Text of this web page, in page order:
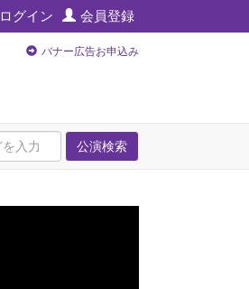
ログイン 会員登録
バナー広告お申込み
公演検索